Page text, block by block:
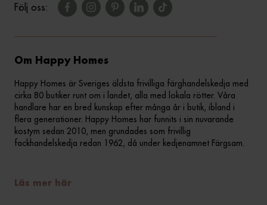
Följ oss:
Om Happy Homes
Happy Homes är Sveriges äldsta frivilliga färghandelskedja med
cirka 80 butiker runt om i landet, alla med lokala rötter. Våra
handlare har en bred kunskap efter många år i butik, ibland i
flera generationer. Happy Homes har funnits i sin nuvarande
kostym sedan 2010, men grundades som frivillig
fackhandelskedja redan 1962, då under kedjenamnet Färgsam.
Läs mer här